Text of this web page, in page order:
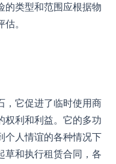
的类型和范围应根据物
。
，它促进了临时使用商
权利和利益。它的多功
个人情谊的各种情况下
草和执行租赁合同，各